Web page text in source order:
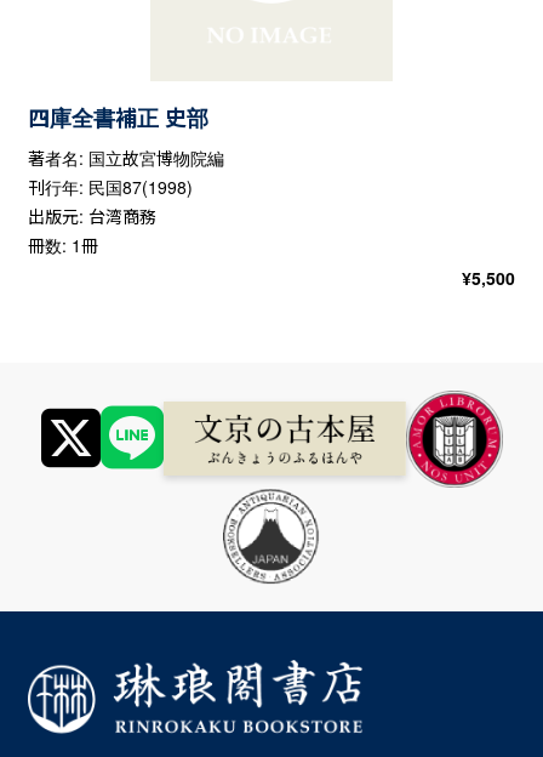
四庫全書補正 史部
著者名: 国立故宮博物院編
刊行年: 民国87(1998)
出版元: 台湾商務
冊数: 1冊
¥5,500